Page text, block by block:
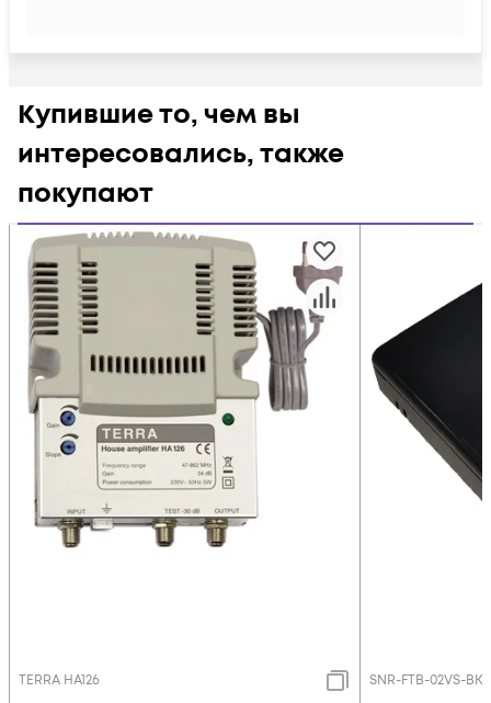
Купившие то, чем вы
интересовались, также
покупают
TERRA HA126 SNR-FTB-02VS-BK